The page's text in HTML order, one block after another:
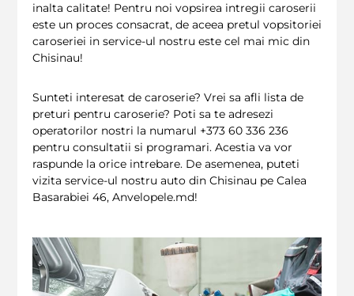
inalta calitate! Pentru noi vopsirea intregii caroserii
este un proces consacrat, de aceea pretul vopsitoriei
caroseriei in service-ul nostru este cel mai mic din
Chisinau!
Sunteti interesat de caroserie? Vrei sa afli lista de
preturi pentru caroserie? Poti sa te adresezi
operatorilor nostri la numarul +373 60 336 236
pentru consultatii si programari. Acestia va vor
raspunde la orice intrebare. De asemenea, puteti
vizita service-ul nostru auto din Chisinau pe Calea
Basarabiei 46, Anvelopele.md!